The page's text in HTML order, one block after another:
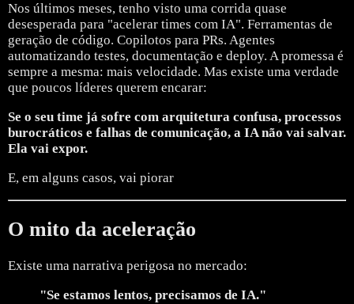
Nos últimos meses, tenho visto uma corrida quase
desesperada para "acelerar times com IA". Ferramentas de
geração de código. Copilotos para PRs. Agentes
automatizando testes, documentação e deploy. A promessa é
sempre a mesma: mais velocidade. Mas existe uma verdade
que poucos líderes querem encarar:
Se o seu time já sofre com arquitetura confusa, processos
burocráticos e falhas de comunicação, a IA não vai salvar.
Ela vai expor.
E, em alguns casos, vai piorar
O mito da aceleração
Existe uma narrativa perigosa no mercado:
"Se estamos lentos, precisamos de IA."